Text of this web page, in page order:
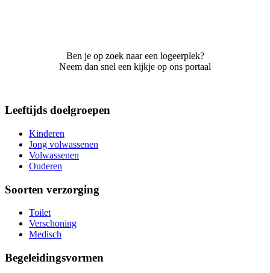
Ben je op zoek naar een logeerplek?
Neem dan snel een kijkje op ons portaal
Leeftijds doelgroepen
Kinderen
Jong volwassenen
Volwassenen
Ouderen
Soorten verzorging
Toilet
Verschoning
Medisch
Begeleidingsvormen